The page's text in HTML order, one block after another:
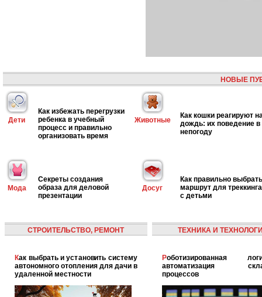
НОВЫЕ
Дети
Как избежать перегрузки
ребенка в учебный
процесс и правильно
организовать время
Животные
Как кошки реагируют
дождь: их поведение в
непогоду
Мода
Секреты создания
образа для деловой
презентации
Досуг
Как правильно выбрать
маршрут для треккинга
с детьми
СТРОИТЕЛЬСТВО, РЕМОНТ
Как выбрать и установить систему
автономного отопления для дачи в
удаленной местности
ТЕХНИКА И
Роботизированная логистика:
автоматизация
процессов